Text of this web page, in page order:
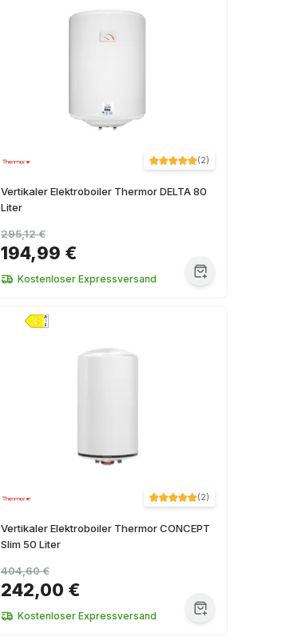
(2)
Vertikaler Elektroboiler Thermor DELTA 80
Liter
194,99 €
295,12 €
Kostenloser Expressversand
(2)
Vertikaler Elektroboiler Thermor CONCEPT
Slim 50 Liter
242,00 €
404,60 €
Kostenloser Expressversand